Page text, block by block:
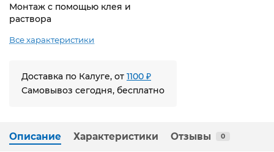
Монтаж с помощью клея и
раствора
Все характеристики
Доставка по Калуге, от 1100 ₽
Самовывоз сегодня, бесплатно
Описание Характеристики Отзывы 0